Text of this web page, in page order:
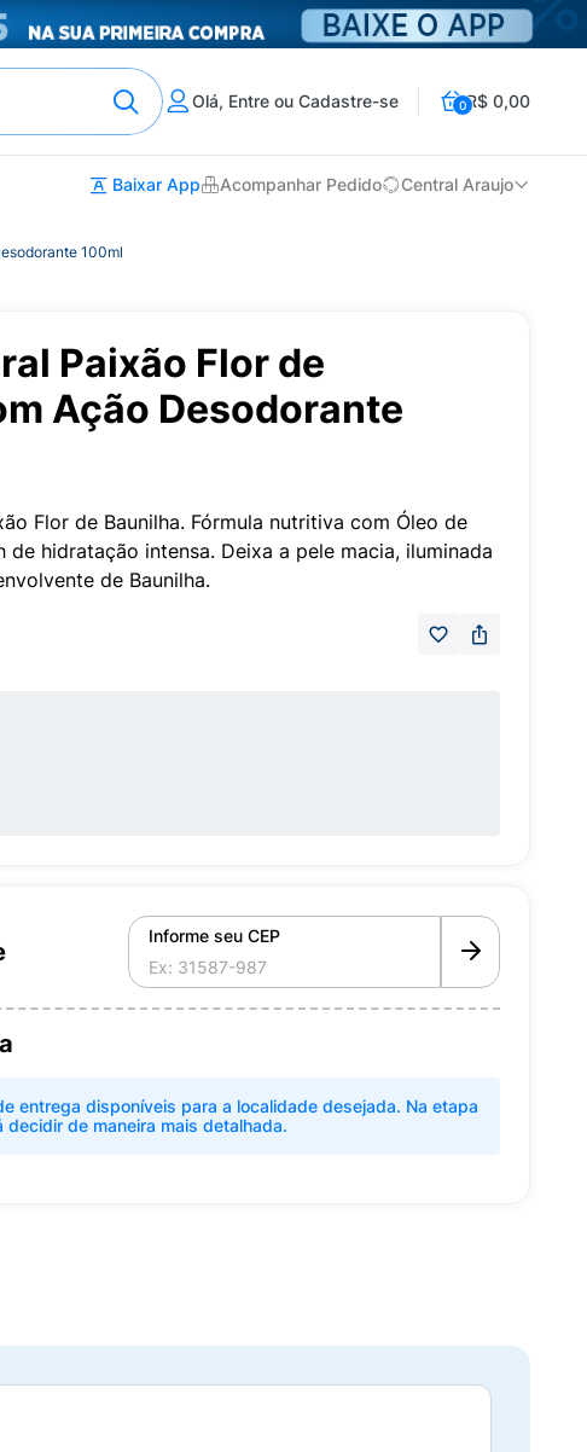
Olá, Entre ou Cadastre-se 0R$ 0,00
Baixar App Acompanhar Pedido Central Araujo
100ml
Paixão Flor de
Ação Desodorante
Flor de Baunilha. Fórmula nutritiva com Óleo de
de hidratação intensa. Deixa a pele macia, iluminada
de Baunilha.
Informe seu CEP
entrega disponíveis para a localidade desejada. Na etapa
de maneira mais detalhada.